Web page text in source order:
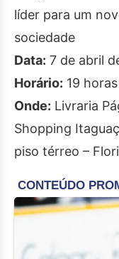
líder para um
sociedade
Data: 7 de abril
Horário: 19 horas
Onde: Livraria
Shopping
piso térreo –